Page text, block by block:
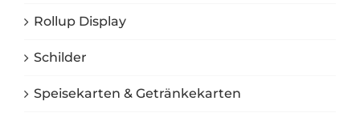
Rollup Display
Schilder
Speisekarten & Getränkekarten